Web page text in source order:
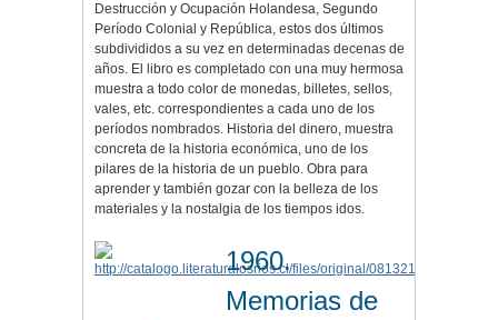
Destrucción y Ocupación Holandesa, Segundo
Período Colonial y República, estos dos últimos
subdivididos a su vez en determinadas decenas de
años. El libro es completado con una muy hermosa
muestra a todo color de monedas, billetes, sellos,
vales, etc. correspondientes a cada uno de los
períodos nombrados. Historia del dinero, muestra
concreta de la historia económica, uno de los
pilares de la historia de un pueblo. Obra para
aprender y también gozar con la belleza de los
materiales y la nostalgia de los tiempos idos.
1960.
Memorias de